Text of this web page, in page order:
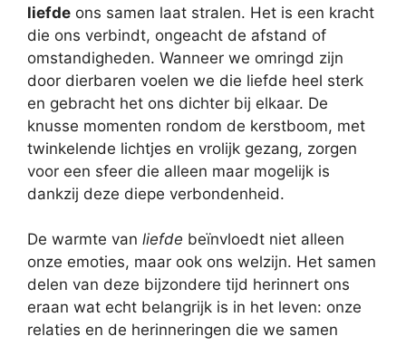
liefde ons samen laat stralen. Het is een kracht
die ons verbindt, ongeacht de afstand of
omstandigheden. Wanneer we omringd zijn
door dierbaren voelen we die liefde heel sterk
en gebracht het ons dichter bij elkaar. De
knusse momenten rondom de kerstboom, met
twinkelende lichtjes en vrolijk gezang, zorgen
voor een sfeer die alleen maar mogelijk is
dankzij deze diepe verbondenheid.
De warmte van liefde beïnvloedt niet alleen
onze emoties, maar ook ons welzijn. Het samen
delen van deze bijzondere tijd herinnert ons
eraan wat echt belangrijk is in het leven: onze
relaties en de herinneringen die we samen